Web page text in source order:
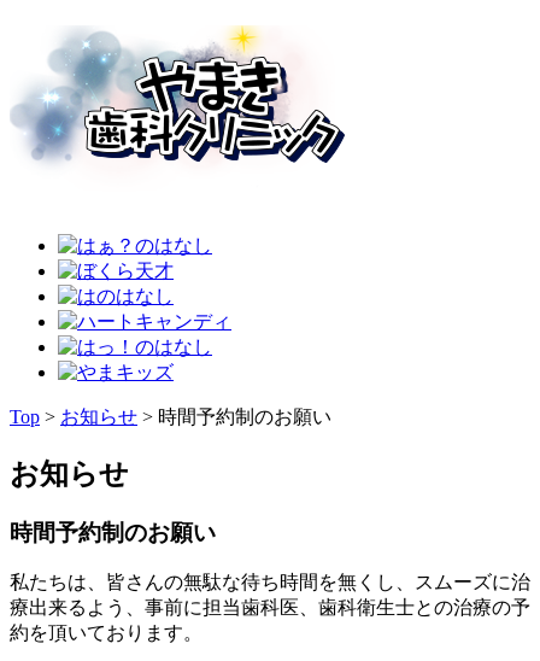
Top > お知らせ > 時間予約制のお願い
お知らせ
時間予約制のお願い
私たちは、皆さんの無駄な待ち時間を無くし、スムーズに治
療出来るよう、事前に担当歯科医、歯科衛生士との治療の予
約を頂いております。